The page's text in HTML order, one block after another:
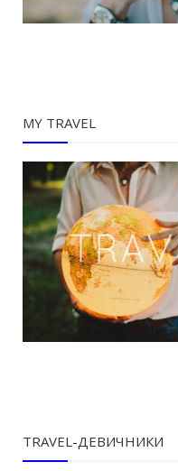
MY TRAVEL
TRAVEL-ДЕВИЧНИКИ